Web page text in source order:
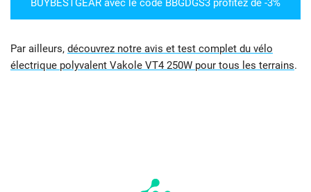
BUYBESTGEAR avec le code BBGDGS3 profitez de -3%
Par ailleurs, découvrez notre avis et test complet du vélo
électrique polyvalent Vakole VT4 250W pour tous les terrains.